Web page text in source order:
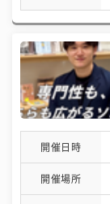
開催日時
開催場所